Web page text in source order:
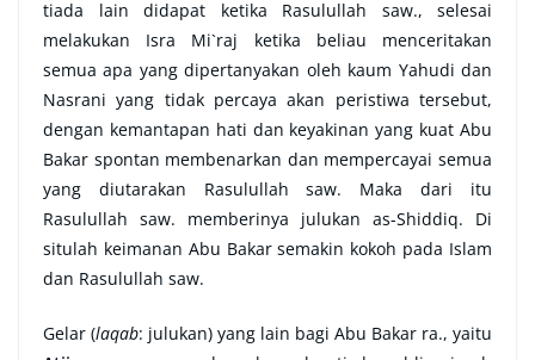
tiada lain didapat ketika Rasulullah saw., selesai
melakukan Isra Mi`raj ketika beliau menceritakan
semua apa yang dipertanyakan oleh kaum Yahudi dan
Nasrani yang tidak percaya akan peristiwa tersebut,
dengan kemantapan hati dan keyakinan yang kuat Abu
Bakar spontan membenarkan dan mempercayai semua
yang diutarakan Rasulullah saw. Maka dari itu
Rasulullah saw. memberinya julukan as-Shiddiq. Di
situlah keimanan Abu Bakar semakin kokoh pada Islam
dan Rasulullah saw.
Gelar (laqab: julukan) yang lain bagi Abu Bakar ra., yaitu